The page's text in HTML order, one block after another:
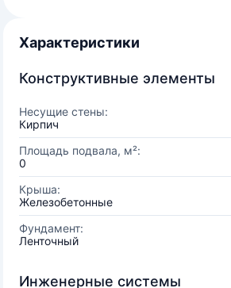
Характеристики
Конструктивные элементы
Несущие стены:
Кирпич
Площадь подвала, м²:
0
Крыша:
Железобетонные
Фундамент:
Ленточный
Инженерные системы